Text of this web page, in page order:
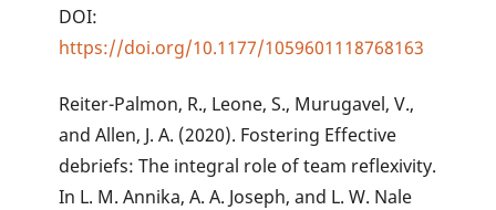
DOI:
https://doi.org/10.1177/1059601118768163
Reiter-Palmon, R., Leone, S., Murugavel, V.,
and Allen, J. A. (2020). Fostering Effective
debriefs: The integral role of team reflexivity.
In L. M. Annika, A. A. Joseph, and L. W. Nale